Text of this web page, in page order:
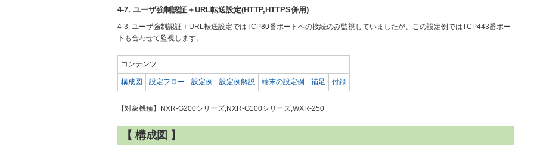
4-7. ユーザ強制認証＋URL転送設定(HTTP,HTTPS併用)
4-3. ユーザ強制認証＋URL転送設定ではTCP80番ポートへの接続のみ監視していましたが、この設定例ではTCP443番ポー
トも合わせて監視します。
コンテンツ
構成図 設定フロー 設定例 設定例解説 端末の設定例 補足 付録
【対象機種】NXR-G200シリーズ,NXR-G100シリーズ,WXR-250
【 構成図 】